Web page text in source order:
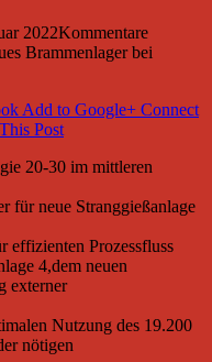
2022Kommentare
Brammenlager bei
Add to Google+ Connect
Post
20-30 im mittleren
für neue Stranggießanlage
effizienten Prozessfluss
4,dem neuen
externer
Nutzung des 19.200
nötigen